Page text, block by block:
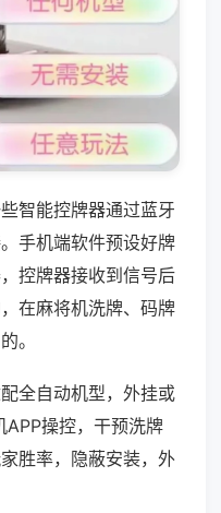
智能控牌器通过蓝牙
手机端软件预设好牌
控牌器接收到信号后
在麻将机洗牌、码牌
。
全自动机型，外挂或
操控，干预洗牌
胜率，隐蔽安装，外